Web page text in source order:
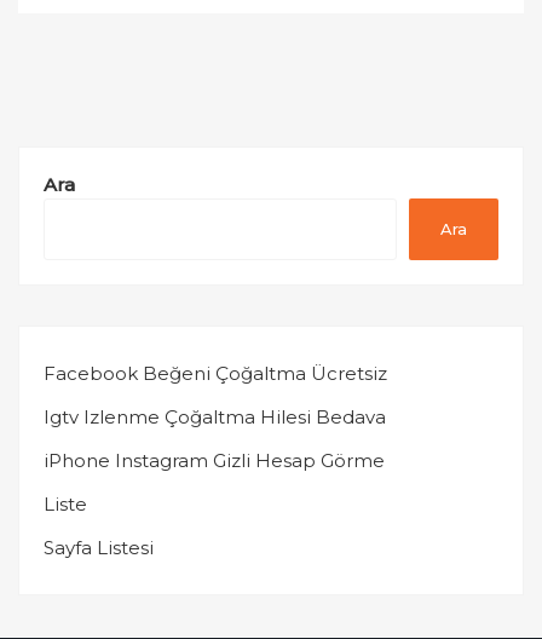
Ara
Ara
Facebook Beğeni Çoğaltma Ücretsiz
Igtv Izlenme Çoğaltma Hilesi Bedava
iPhone Instagram Gizli Hesap Görme
Liste
Sayfa Listesi